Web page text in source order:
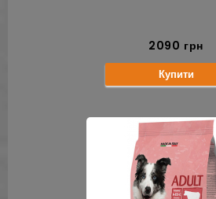
2090 грн
Купити